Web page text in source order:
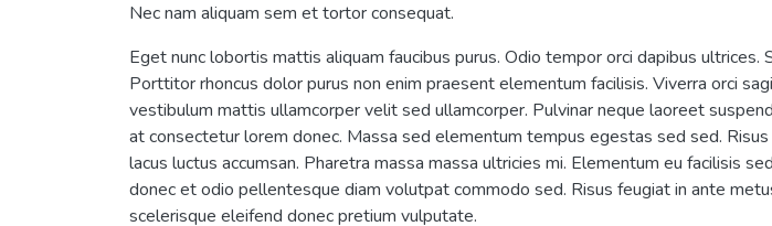
Nec nam aliquam sem et tortor consequat.
Eget nunc lobortis mattis aliquam faucibus purus. Odio tempor orci dapibus
Porttitor rhoncus dolor purus non enim praesent elementum facilisis. Viverra orci
vestibulum mattis ullamcorper velit sed ullamcorper. Pulvinar neque laoreet
at consectetur lorem donec. Massa sed elementum tempus egestas sed sed.
lacus luctus accumsan. Pharetra massa massa ultricies mi. Elementum eu facilisis
donec et odio pellentesque diam volutpat commodo sed. Risus feugiat in ante
scelerisque eleifend donec pretium vulputate.